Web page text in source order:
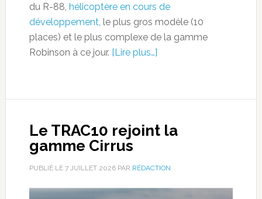
du R-88, hélicoptère en cours de
développement , le plus gros modèle (10
places) et le plus complexe de la gamme
Robinson à ce jour. [Lire plus…]
Le TRAC10 rejoint la
gamme Cirrus
PUBLIÉ LE 7 JUILLET 2026PAR RÉDACTION